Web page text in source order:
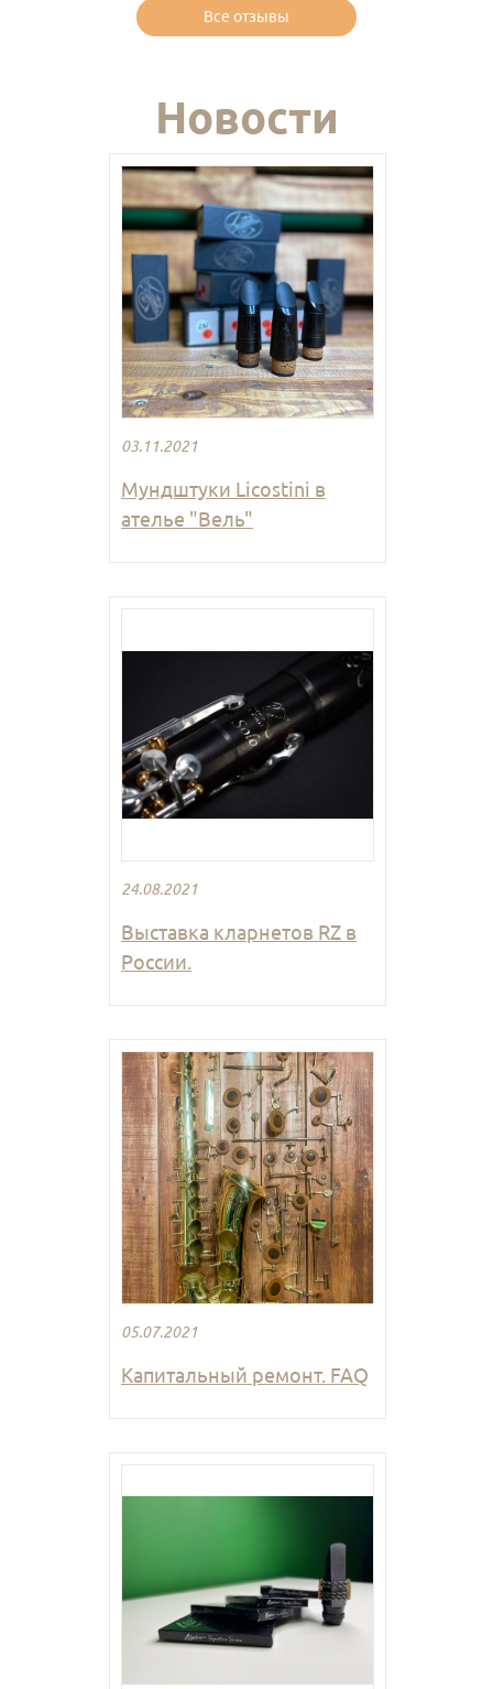
Все отзывы
Новости
03.11.2021
Мундштуки Licostini в
ателье "Вель"
24.08.2021
Выставка кларнетов RZ в
России.
05.07.2021
Капитальный ремонт. FAQ